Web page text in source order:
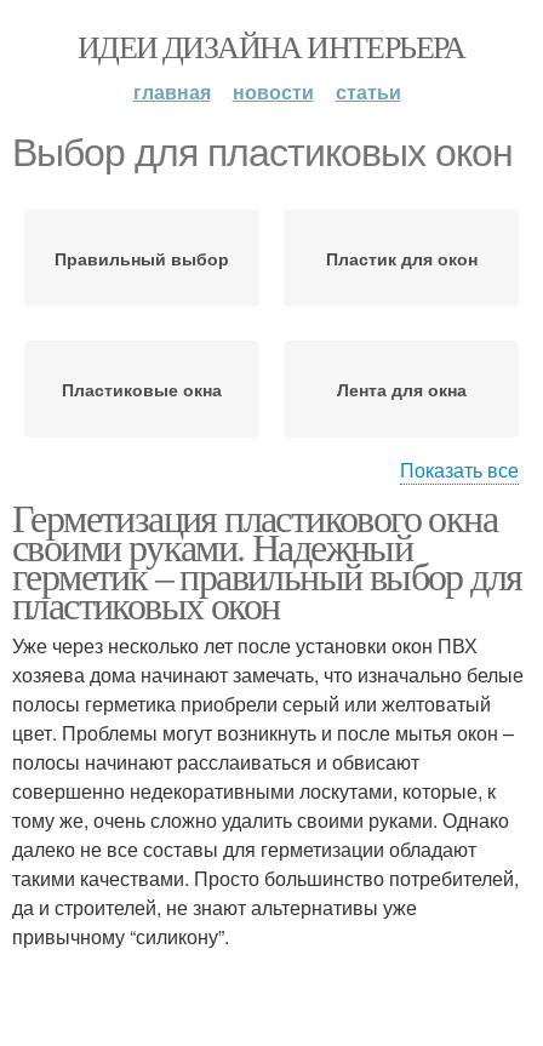
ИДЕИ ДИЗАЙНА ИНТЕРЬЕРА
главная новости статьи
Выбор для пластиковых окон
Правильный выбор Пластик для окон
Пластиковые окна Лента для окна
пластиковых окон
Показать все
Герметизация пластикового окна
своими руками. Надежный
герметик – правильный выбор для
пластиковых окон
Уже через несколько лет после установки окон ПВХ
хозяева дома начинают замечать, что изначально белые
полосы герметика приобрели серый или желтоватый
цвет. Проблемы могут возникнуть и после мытья окон –
полосы начинают расслаиваться и обвисают
совершенно недекоративными лоскутами, которые, к
тому же, очень сложно удалить своими руками. Однако
далеко не все составы для герметизации обладают
такими качествами. Просто большинство потребителей,
да и строителей, не знают альтернативы уже
привычному “силикону”.